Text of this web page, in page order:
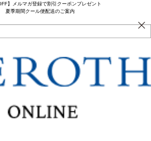
】メルマガ登録で割引クーポンプレゼント
夏季期間クール便配送のご案内